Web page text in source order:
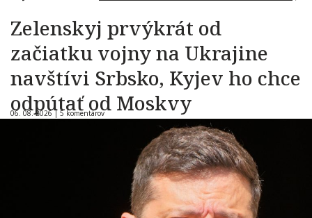
Zelenskyj prvýkrát od
začiatku vojny na Ukrajine
navštívi Srbsko, Kyjev ho chce
odpútať od Moskvy
06. 08. 2026 | 5 komentárov